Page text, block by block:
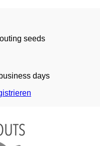
seeds
days